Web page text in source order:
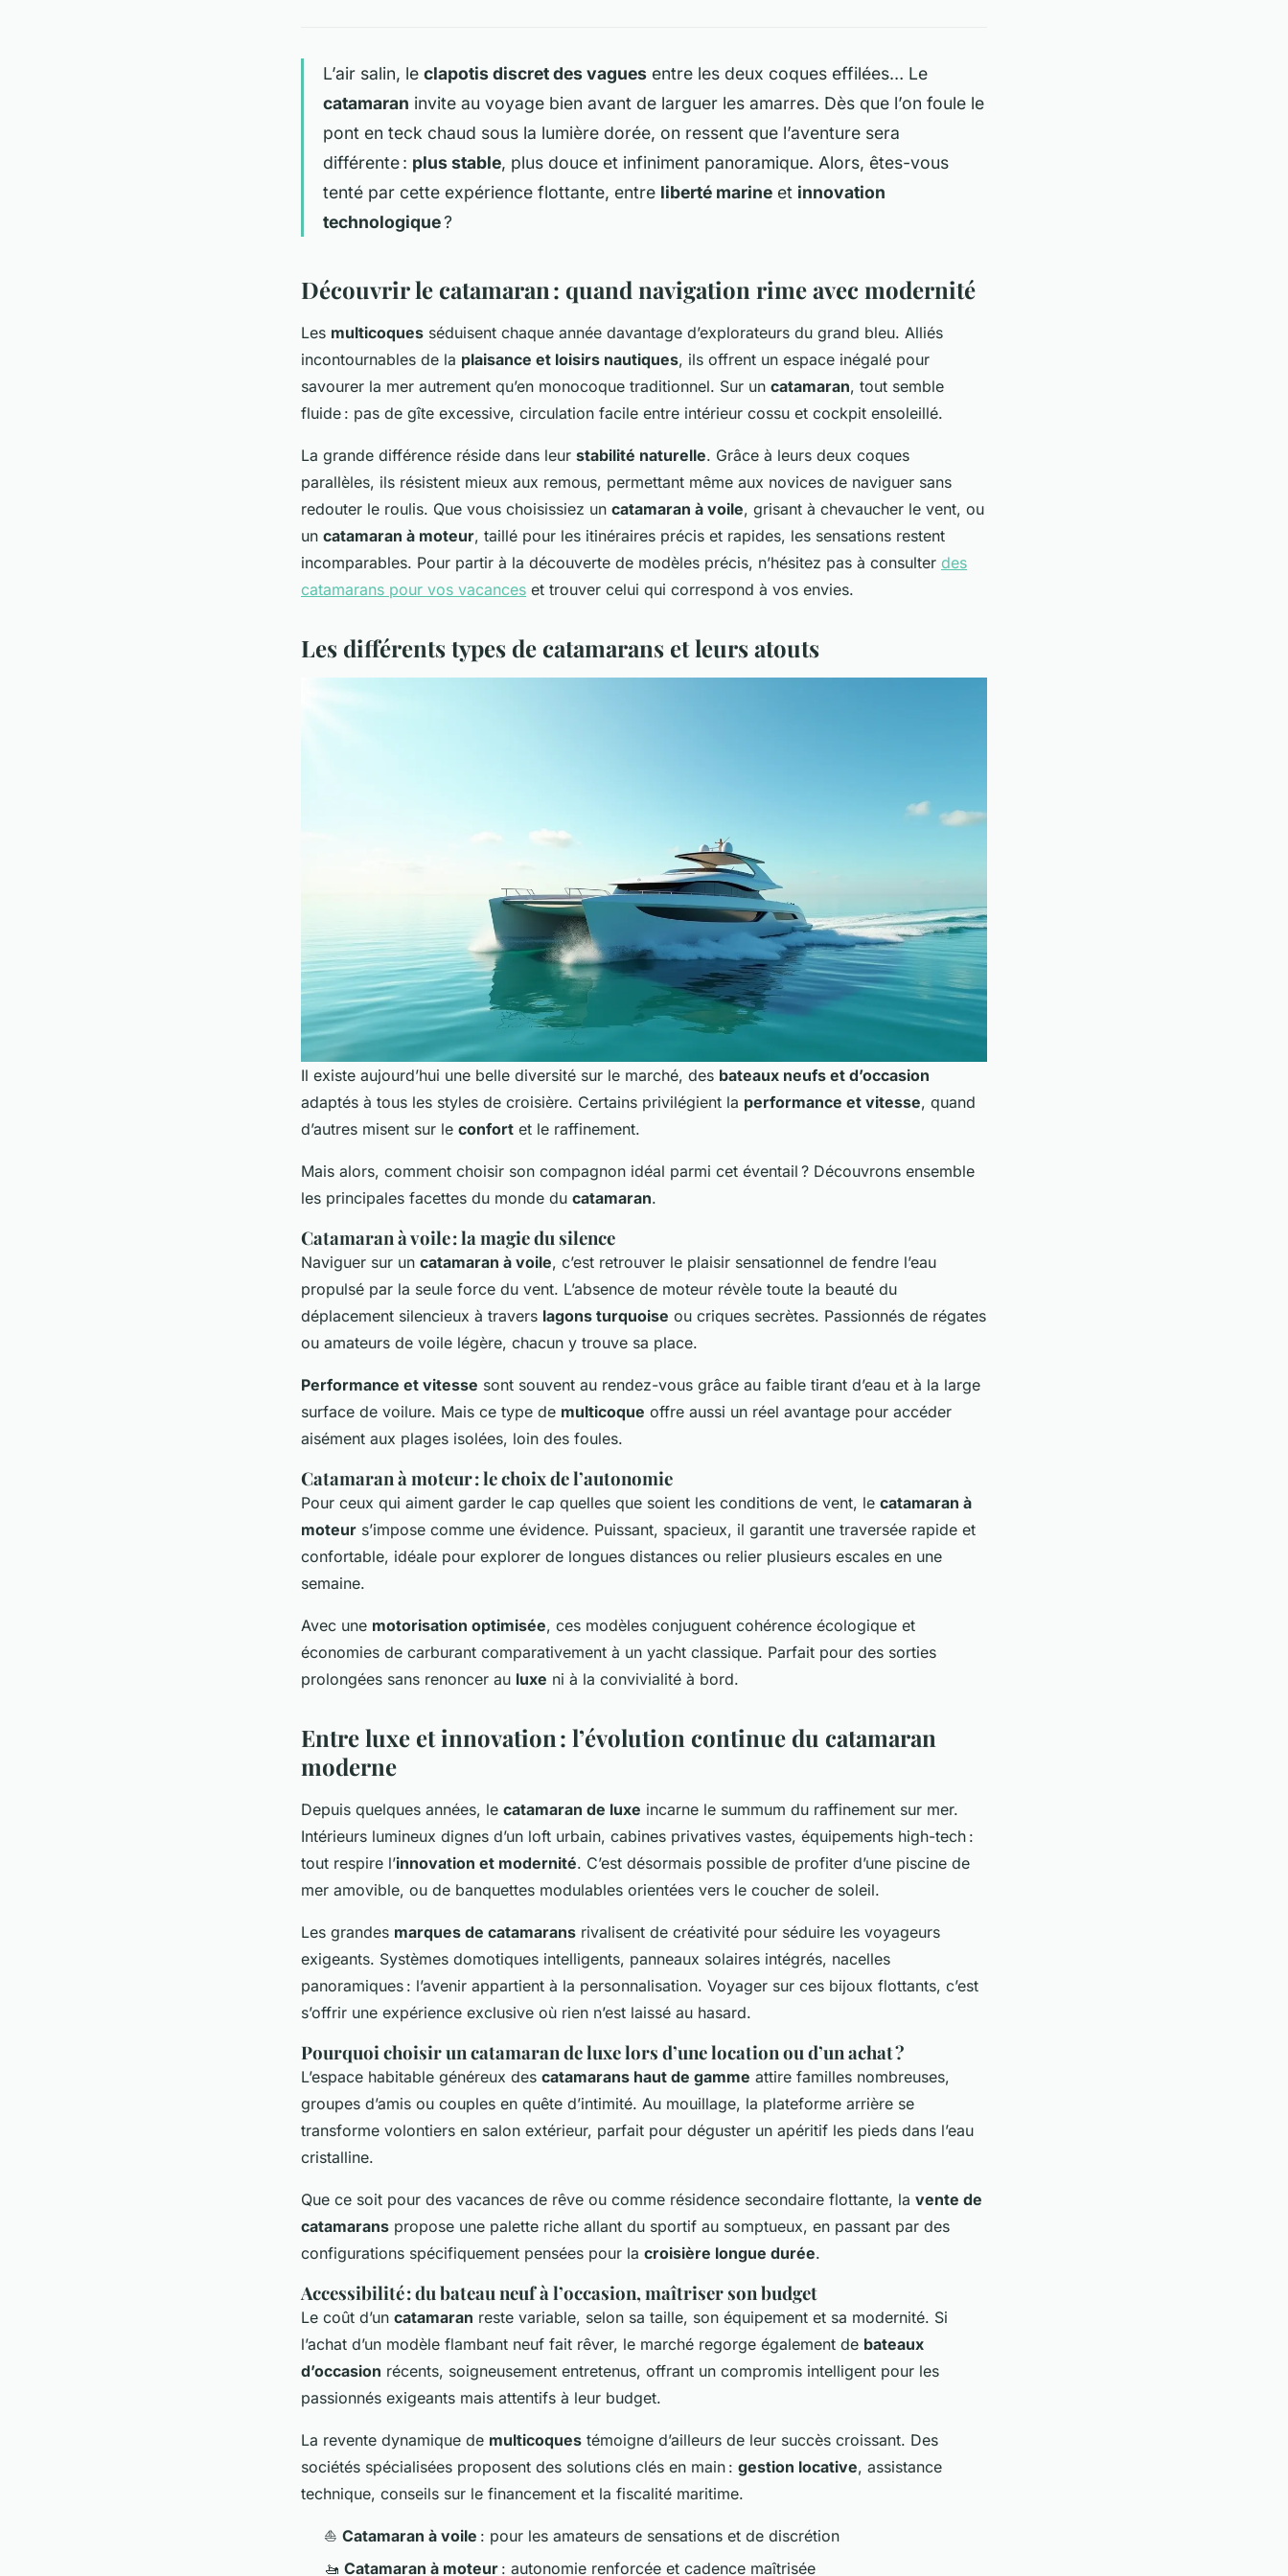
L’air salin, le clapotis discret des vagues entre les deux coques effilées… Le
catamaran invite au voyage bien avant de larguer les amarres. Dès que l’on foule le
pont en teck chaud sous la lumière dorée, on ressent que l’aventure sera
différente : plus stable, plus douce et infiniment panoramique. Alors, êtes-vous
tenté par cette expérience flottante, entre liberté marine et innovation
technologique?
Découvrir le catamaran : quand navigation rime avec modernité
Les multicoques séduisent chaque année davantage d’explorateurs du grand bleu. Alliés
incontournables de la plaisance et loisirs nautiques, ils offrent un espace inégalé pour
savourer la mer autrement qu’en monocoque traditionnel. Sur un catamaran, tout semble
fluide : pas de gîte excessive, circulation facile entre intérieur cossu et cockpit ensoleillé.
La grande différence réside dans leur stabilité naturelle. Grâce à leurs deux coques
parallèles, ils résistent mieux aux remous, permettant même aux novices de naviguer sans
redouter le roulis. Que vous choisissiez un catamaran à voile, grisant à chevaucher le vent, ou
un catamaran à moteur, taillé pour les itinéraires précis et rapides, les sensations restent
incomparables. Pour partir à la découverte de modèles précis, n’hésitez pas à consulter des
catamarans pour vos vacances et trouver celui qui correspond à vos envies.
Les différents types de catamarans et leurs atouts
Il existe aujourd’hui une belle diversité sur le marché, des bateaux neufs et d’occasion
adaptés à tous les styles de croisière. Certains privilégient la performance et vitesse, quand
d’autres misent sur le confort et le raffinement.
Mais alors, comment choisir son compagnon idéal parmi cet éventail ? Découvrons ensemble
les principales facettes du monde du catamaran.
Catamaran à voile : la magie du silence
Naviguer sur un catamaran à voile, c’est retrouver le plaisir sensationnel de fendre l’eau
propulsé par la seule force du vent. L’absence de moteur révèle toute la beauté du
déplacement silencieux à travers lagons turquoise ou criques secrètes. Passionnés de régates
ou amateurs de voile légère, chacun y trouve sa place.
Performance et vitesse sont souvent au rendez-vous grâce au faible tirant d’eau et à la large
surface de voilure. Mais ce type de multicoque offre aussi un réel avantage pour accéder
aisément aux plages isolées, loin des foules.
Catamaran à moteur : le choix de l’autonomie
Pour ceux qui aiment garder le cap quelles que soient les conditions de vent, le catamaran à
moteur s’impose comme une évidence. Puissant, spacieux, il garantit une traversée rapide et
confortable, idéale pour explorer de longues distances ou relier plusieurs escales en une
semaine.
Avec une motorisation optimisée, ces modèles conjuguent cohérence écologique et
économies de carburant comparativement à un yacht classique. Parfait pour des sorties
prolongées sans renoncer au luxe ni à la convivialité à bord.
Entre luxe et innovation : l’évolution continue du catamaran
moderne
Depuis quelques années, le catamaran de luxe incarne le summum du raffinement sur mer.
Intérieurs lumineux dignes d’un loft urbain, cabines privatives vastes, équipements high-tech :
tout respire l’innovation et modernité. C’est désormais possible de profiter d’une piscine de
mer amovible, ou de banquettes modulables orientées vers le coucher de soleil.
Les grandes marques de catamarans rivalisent de créativité pour séduire les voyageurs
exigeants. Systèmes domotiques intelligents, panneaux solaires intégrés, nacelles
panoramiques : l’avenir appartient à la personnalisation. Voyager sur ces bijoux flottants, c’est
s’offrir une expérience exclusive où rien n’est laissé au hasard.
Pourquoi choisir un catamaran de luxe lors d’une location ou d’un achat ?
L’espace habitable généreux des catamarans haut de gamme attire familles nombreuses,
groupes d’amis ou couples en quête d’intimité. Au mouillage, la plateforme arrière se
transforme volontiers en salon extérieur, parfait pour déguster un apéritif les pieds dans l’eau
cristalline.
Que ce soit pour des vacances de rêve ou comme résidence secondaire flottante, la vente de
catamarans propose une palette riche allant du sportif au somptueux, en passant par des
configurations spécifiquement pensées pour la croisière longue durée.
Accessibilité : du bateau neuf à l’occasion, maîtriser son budget
Le coût d’un catamaran reste variable, selon sa taille, son équipement et sa modernité. Si
l’achat d’un modèle flambant neuf fait rêver, le marché regorge également de bateaux
d’occasion récents, soigneusement entretenus, offrant un compromis intelligent pour les
passionnés exigeants mais attentifs à leur budget.
La revente dynamique de multicoques témoigne d’ailleurs de leur succès croissant. Des
sociétés spécialisées proposent des solutions clés en main : gestion locative, assistance
technique, conseils sur le financement et la fiscalité maritime.
⛵ Catamaran à voile : pour les amateurs de sensations et de discrétion
🚤 Catamaran à moteur : autonomie renforcée et cadence maîtrisée